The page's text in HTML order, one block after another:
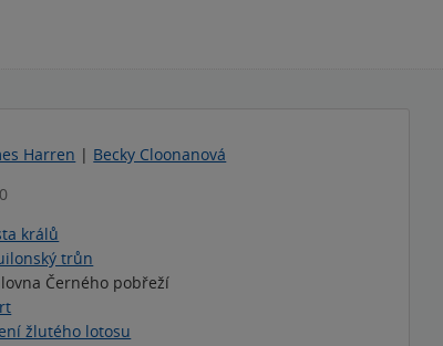
Harren | Becky Cloonanová
králů
trůn
Černého pobřeží
žlutého lotosu